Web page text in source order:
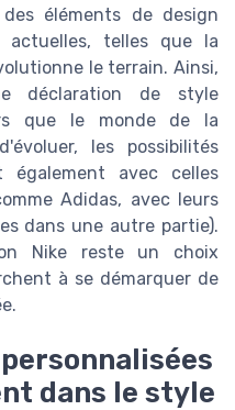
éléments de design
actuelles, telles que la
le terrain. Ainsi,
déclaration de style
que le monde de la
les possibilités
également avec celles
Adidas, avec leurs
dans une autre partie).
Nike reste un choix
à se démarquer de
dans le style